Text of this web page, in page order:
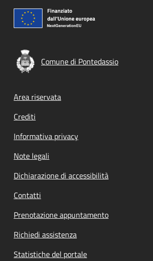
Comune di Pontedassio
Footer menu
Area riservata
Crediti
Informativa privacy
Note legali
Dichiarazione di accessibilità
Contatti
Prenotazione appuntamento
Richiedi assistenza
Statistiche del portale